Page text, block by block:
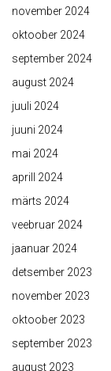
november 2024
oktoober 2024
september 2024
august 2024
juuli 2024
juuni 2024
mai 2024
aprill 2024
märts 2024
veebruar 2024
jaanuar 2024
detsember 2023
november 2023
oktoober 2023
september 2023
august 2023